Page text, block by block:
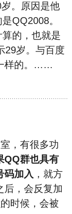
。原因是他
QQ2008。
的，也就是
29岁。与百度
样的。……
，有很多功
QQ群也具有
码加入 ，就方
后，会反复加
时候，会被